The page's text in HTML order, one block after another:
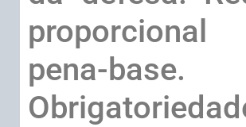
pena-base.